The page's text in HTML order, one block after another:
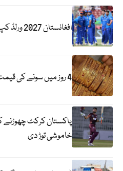
افغانستان 2027 ورلڈ کپ کے لیے کوالیفائی کرگیا
4 روز میں سونے کی قیمت میں بڑا اضافہ
پاکستان کرکٹ
خاموشی توڑ دی